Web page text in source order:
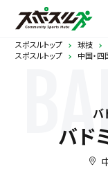
スポスルトップ 球技
スポスルトップ
中国・四
バ
バド